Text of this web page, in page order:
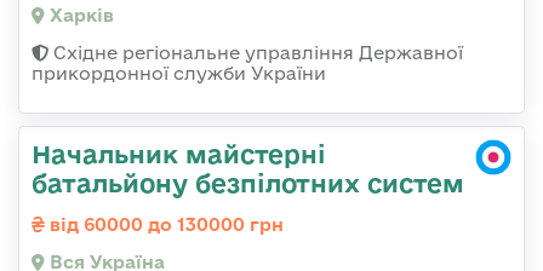
Харків
Східне регіональне управління Державної
прикордонної служби України
Начальник майстерні
батальйону безпілотних систем
від 60000 до 130000 грн
Вся Україна